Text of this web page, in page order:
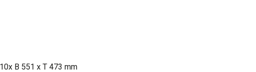
B 551 x T 473 mm